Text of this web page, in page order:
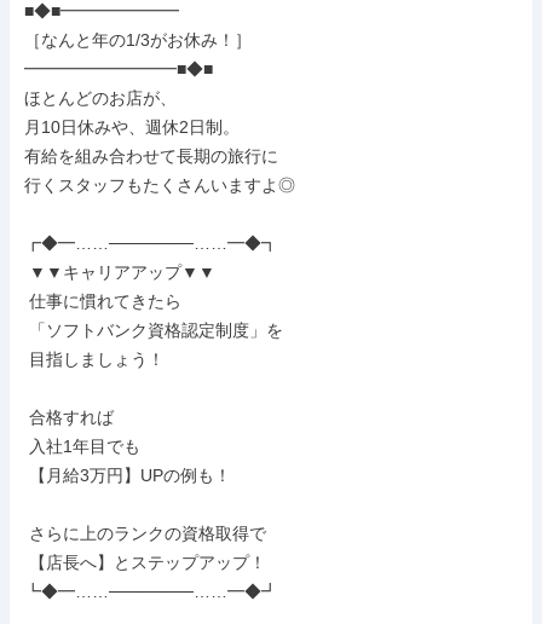
■◆■━━━━━━━
［なんと年の1/3がお休み！］
━━━━━━━━━■◆■
ほとんどのお店が、
月10日休みや、週休2日制。
有給を組み合わせて長期の旅行に
行くスタッフもたくさんいますよ◎
┏◆━……───────……━◆┓
┗◆━……───────……━◆┛